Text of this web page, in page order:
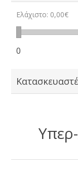
Ελάχιστο: 0,00€
0